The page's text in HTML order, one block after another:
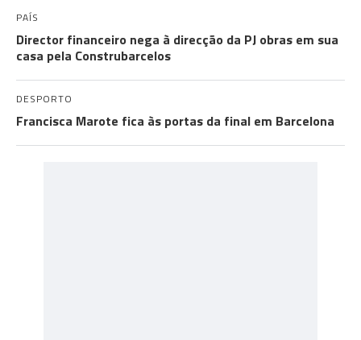
PAÍS
Director financeiro nega à direcção da PJ obras em sua
casa pela Construbarcelos
DESPORTO
Francisca Marote fica às portas da final em Barcelona